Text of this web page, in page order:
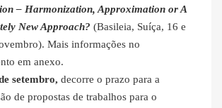
– Harmonization, Approximation or A
New Approach? (Basileia, Suíça, 16 e
Mais informações no
em anexo.
setembro, decorre o prazo para a
de propostas de trabalhos para o